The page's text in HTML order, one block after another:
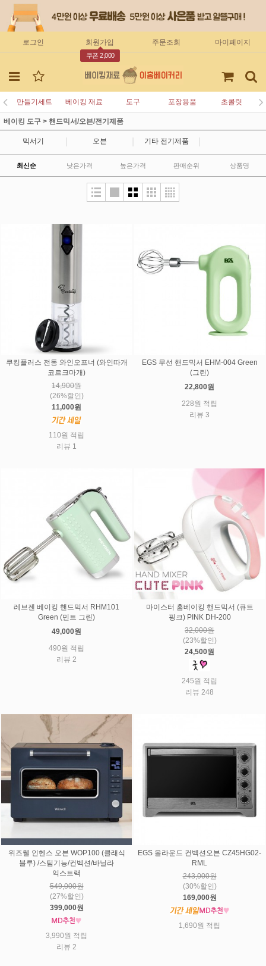
로그인 회원가입
쿠폰 2,000
주문조회 마이페이지
만들기세트 베이킹 재료 도구 포장용품 초콜릿
베이킹 도구 > 핸드믹서/오븐/전기제품
믹서기 오븐 기타 전기제품
최신순 낮은가격 높은가격 판매순위 상품명
쿠킹플러스 전동 와인오프너 (와인따개
코르크마개)
14,900원
(26%할인)
11,000원
110원 적립
리뷰 1
EGS 무선 핸드믹서 EHM-004 Green
(그린)
22,800원
228원 적립
리뷰 3
레브젠 베이킹 핸드믹서 RHM101
Green (민트 그린)
49,000원
490원 적립
리뷰 2
마이스터 홈베이킹 핸드믹서 (큐트
핑크) PINK DH-200
32,000원
(23%할인)
24,500원
245원 적립
리뷰 248
위즈웰 인헨스 오븐 WOP100 (클래식
블루) /스팀기능/컨벡션/바닐라
익스트랙
549,000원
(27%할인)
399,000원
3,990원 적립
리뷰 2
EGS 올라운드 컨벡션오븐 CZ45HG02-
RML
243,000원
(30%할인)
169,000원
1,690원 적립